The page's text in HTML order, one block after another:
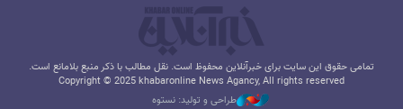
تمامی حقوق این سایت برای خبرآنلاین محفوظ است. نقل مطالب با ذکر منبع بلامانع است.
Copyright © 2025 khabaronline News Agancy, All rights reserved
طراحی و تولید: نستوه